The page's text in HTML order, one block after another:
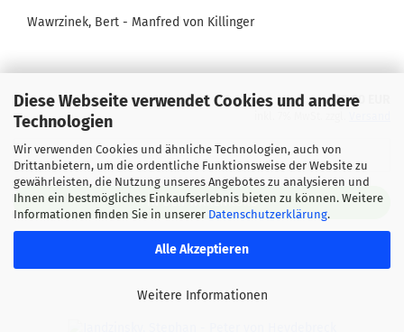
Diese Webseite verwendet Cookies und andere
Technologien
Wir verwenden Cookies und ähnliche Technologien, auch von
Drittanbietern, um die ordentliche Funktionsweise der Website zu
gewährleisten, die Nutzung unseres Angebotes zu analysieren und
Ihnen ein bestmögliches Einkaufserlebnis bieten zu können. Weitere
Informationen finden Sie in unserer Datenschutzerklärung.
Alle Akzeptieren
Weitere Informationen
Wawrzinek, Bert - Manfred von Killinger
19,90 EUR
IN DEN WARENKORB